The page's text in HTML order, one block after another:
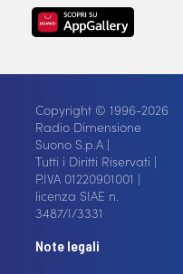
Copyright © 1996-2026
Radio Dimensione
Suono S.p.A |
Tutti i Diritti Riservati |
P.IVA 01220901001 |
licenza SIAE n.
3487/I/3331
Note legali